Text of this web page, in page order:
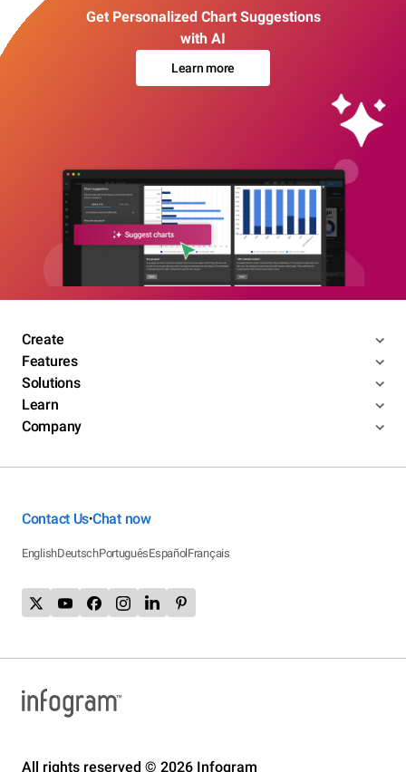
Get Personalized Chart Suggestions
with AI
Learn more
Create
Features
Solutions
Learn
Company
Contact Us•Chat now
EnglishDeutschPortuguêsEspañolFrançais
All rights reserved © 2026 Infogram